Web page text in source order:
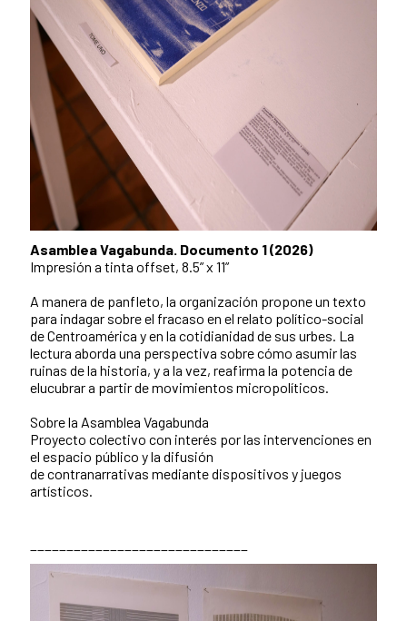
Asamblea Vagabunda. Documento 1 (2026)
Impresión a tinta offset, 8.5” x 11”
A manera de panfleto, la organización propone un texto
para indagar sobre el fracaso en el relato político-social
de Centroamérica y en la cotidianidad de sus urbes. La
lectura aborda una perspectiva sobre cómo asumir las
ruinas de la historia, y a la vez, reafirma la potencia de
elucubrar a partir de movimientos micropolíticos.
Sobre la Asamblea Vagabunda
Proyecto colectivo con interés por las intervenciones en
el espacio público y la difusión
de contranarrativas mediante dispositivos y juegos
artísticos.